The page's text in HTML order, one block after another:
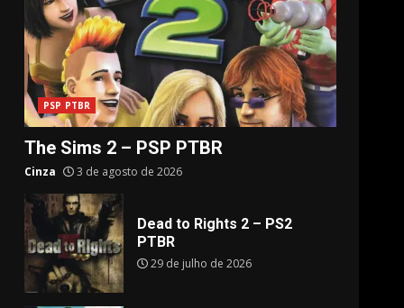
PSP PTBR
The Sims 2 – PSP PTBR
Cinza 3 de agosto de 2026
Dead to Rights 2 – PS2
PTBR
29 de julho de 2026